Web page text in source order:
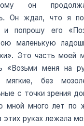
он
Он ждал, что я
попрошу его
маленькую
Это часть моей
«Возьми меня на
мягкие, без
с точки зрения
мной много лет по
этих руках лежала